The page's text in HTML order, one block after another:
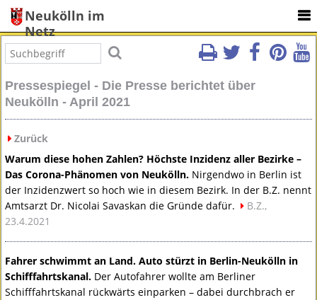
Neukölln im
Netz
Pressespiegel - Die Presse berichtet über
Neukölln - April 2021
Zurück
Warum diese hohen Zahlen? Höchste Inzidenz aller Bezirke –
Das Corona-Phänomen von Neukölln. Nirgendwo in Berlin ist
der Inzidenzwert so hoch wie in diesem Bezirk. In der B.Z. nennt
Amtsarzt Dr. Nicolai Savaskan die Gründe dafür.
B.Z.,
23.4.2021
Fahrer schwimmt an Land. Auto stürzt in Berlin-Neukölln in
Schifffahrtskanal. Der Autofahrer wollte am Berliner
Schifffahrtskanal rückwärts einparken – dabei durchbrach er